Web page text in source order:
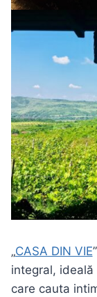
„CASA DIN VIE
integral,
care cauta